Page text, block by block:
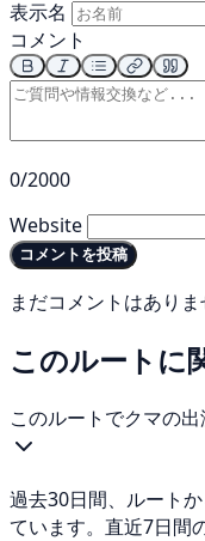
表示名
コメント
0/2000
Website
コメントを投稿
まだコメントはありま
このルートに
このルートでクマの
過去30日間、ルート
ています。直近7日間